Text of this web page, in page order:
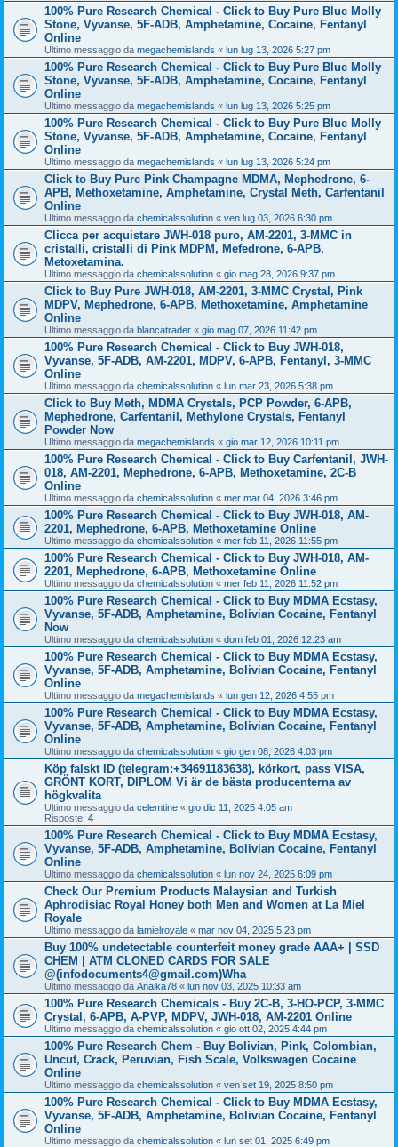
100% Pure Research Chemical - Click to Buy Pure Blue Molly
Stone, Vyvanse, 5F-ADB, Amphetamine, Cocaine, Fentanyl
Online
Ultimo messaggio da megachemislands « lun lug 13, 2026 5:27 pm
100% Pure Research Chemical - Click to Buy Pure Blue Molly
Stone, Vyvanse, 5F-ADB, Amphetamine, Cocaine, Fentanyl
Online
Ultimo messaggio da megachemislands « lun lug 13, 2026 5:25 pm
100% Pure Research Chemical - Click to Buy Pure Blue Molly
Stone, Vyvanse, 5F-ADB, Amphetamine, Cocaine, Fentanyl
Online
Ultimo messaggio da megachemislands « lun lug 13, 2026 5:24 pm
Click to Buy Pure Pink Champagne MDMA, Mephedrone, 6-
APB, Methoxetamine, Amphetamine, Crystal Meth, Carfentanil
Online
Ultimo messaggio da chemicalssolution « ven lug 03, 2026 6:30 pm
Clicca per acquistare JWH-018 puro, AM-2201, 3-MMC in
cristalli, cristalli di Pink MDPM, Mefedrone, 6-APB,
Metoxetamina.
Ultimo messaggio da chemicalssolution « gio mag 28, 2026 9:37 pm
Click to Buy Pure JWH-018, AM-2201, 3-MMC Crystal, Pink
MDPV, Mephedrone, 6-APB, Methoxetamine, Amphetamine
Online
Ultimo messaggio da blancatrader « gio mag 07, 2026 11:42 pm
100% Pure Research Chemical - Click to Buy JWH-018,
Vyvanse, 5F-ADB, AM-2201, MDPV, 6-APB, Fentanyl, 3-MMC
Online
Ultimo messaggio da chemicalssolution « lun mar 23, 2026 5:38 pm
Click to Buy Meth, MDMA Crystals, PCP Powder, 6-APB,
Mephedrone, Carfentanil, Methylone Crystals, Fentanyl
Powder Now
Ultimo messaggio da megachemislands « gio mar 12, 2026 10:11 pm
100% Pure Research Chemical - Click to Buy Carfentanil, JWH-
018, AM-2201, Mephedrone, 6-APB, Methoxetamine, 2C-B
Online
Ultimo messaggio da chemicalssolution « mer mar 04, 2026 3:46 pm
100% Pure Research Chemical - Click to Buy JWH-018, AM-
2201, Mephedrone, 6-APB, Methoxetamine Online
Ultimo messaggio da chemicalssolution « mer feb 11, 2026 11:55 pm
100% Pure Research Chemical - Click to Buy JWH-018, AM-
2201, Mephedrone, 6-APB, Methoxetamine Online
Ultimo messaggio da chemicalssolution « mer feb 11, 2026 11:52 pm
100% Pure Research Chemical - Click to Buy MDMA Ecstasy,
Vyvanse, 5F-ADB, Amphetamine, Bolivian Cocaine, Fentanyl
Now
Ultimo messaggio da chemicalssolution « dom feb 01, 2026 12:23 am
100% Pure Research Chemical - Click to Buy MDMA Ecstasy,
Vyvanse, 5F-ADB, Amphetamine, Bolivian Cocaine, Fentanyl
Online
Ultimo messaggio da megachemislands « lun gen 12, 2026 4:55 pm
100% Pure Research Chemical - Click to Buy MDMA Ecstasy,
Vyvanse, 5F-ADB, Amphetamine, Bolivian Cocaine, Fentanyl
Online
Ultimo messaggio da chemicalssolution « gio gen 08, 2026 4:03 pm
Köp falskt ID (telegram:+34691183638), körkort, pass VISA,
GRÖNT KORT, DIPLOM Vi är de bästa producenterna av
högkvalita
Ultimo messaggio da celemtine « gio dic 11, 2025 4:05 am
Risposte: 4
100% Pure Research Chemical - Click to Buy MDMA Ecstasy,
Vyvanse, 5F-ADB, Amphetamine, Bolivian Cocaine, Fentanyl
Online
Ultimo messaggio da chemicalssolution « lun nov 24, 2025 6:09 pm
Check Our Premium Products Malaysian and Turkish
Aphrodisiac Royal Honey both Men and Women at La Miel
Royale
Ultimo messaggio da lamielroyale « mar nov 04, 2025 5:23 pm
Buy 100% undetectable counterfeit money grade AAA+ | SSD
CHEM | ATM CLONED CARDS FOR SALE
@(infodocuments4@gmail.com)Wha
Ultimo messaggio da Anaika78 « lun nov 03, 2025 10:33 am
100% Pure Research Chemicals - Buy 2C-B, 3-HO-PCP, 3-MMC
Crystal, 6-APB, A-PVP, MDPV, JWH-018, AM-2201 Online
Ultimo messaggio da chemicalssolution « gio ott 02, 2025 4:44 pm
100% Pure Research Chem - Buy Bolivian, Pink, Colombian,
Uncut, Crack, Peruvian, Fish Scale, Volkswagen Cocaine
Online
Ultimo messaggio da chemicalssolution « ven set 19, 2025 8:50 pm
100% Pure Research Chemical - Click to Buy MDMA Ecstasy,
Vyvanse, 5F-ADB, Amphetamine, Bolivian Cocaine, Fentanyl
Online
Ultimo messaggio da chemicalssolution « lun set 01, 2025 6:49 pm